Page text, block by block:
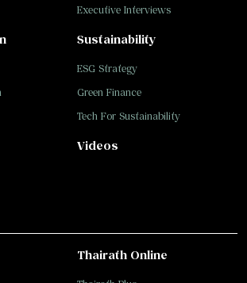
Executive Interviews
Sustainability
ESG Strategy
Green Finance
Tech For Sustainability
Videos
Thairath Online